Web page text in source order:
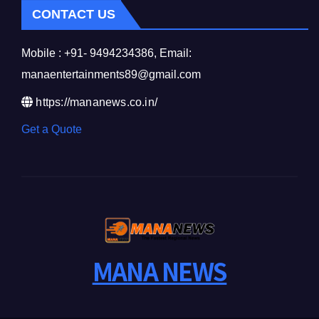
CONTACT US
Mobile : +91- 9494234386, Email:
manaentertainments89@gmail.com
https://mananews.co.in/
Get a Quote
MANA NEWS